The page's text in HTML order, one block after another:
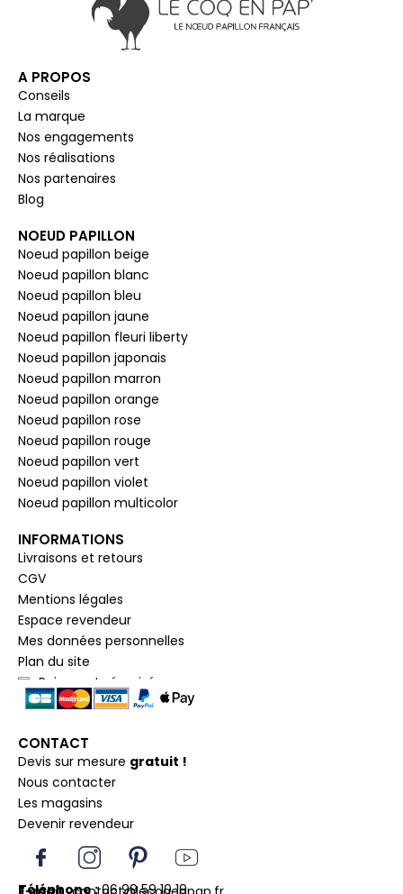
A PROPOS
Conseils
La marque
Nos engagements
Nos réalisations
Nos partenaires
Blog
NOEUD PAPILLON
Noeud papillon beige
Noeud papillon blanc
Noeud papillon bleu
Noeud papillon jaune
Noeud papillon fleuri liberty
Noeud papillon japonais
Noeud papillon marron
Noeud papillon orange
Noeud papillon rose
Noeud papillon rouge
Noeud papillon vert
Noeud papillon violet
Noeud papillon multicolor
INFORMATIONS
Livraisons et retours
CGV
Mentions légales
Espace revendeur
Mes données personnelles
Plan du site
Paiement sécurisé
CONTACT
Devis sur mesure gratuit !
Nous contacter
Les magasins
Devenir revendeur
I
c
I
n
P
i
Y
o
Téléphone :06 99 59 10 19